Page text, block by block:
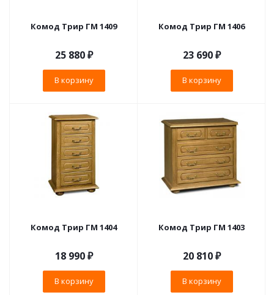
Комод Трир ГМ 1409
25 880₽
В корзину
Комод Трир ГМ 1406
23 690₽
В корзину
Комод Трир ГМ 1404
18 990₽
В корзину
Комод Трир ГМ 1403
20 810₽
В корзину